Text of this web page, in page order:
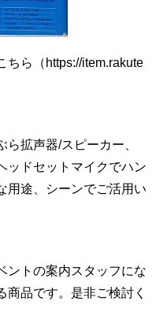
ちら（https://item.rakute
拡声器/スピーカー、
ッドセットマイクでハン
用途、シーンでご活用い
ントの案内スタッフにな
商品です。是非ご検討く